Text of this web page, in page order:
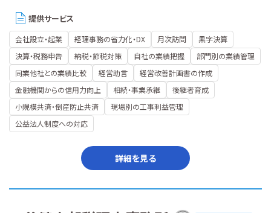
提供サービス
会社設立・起業 経理事務の省力化・DX 月次訪問
黒字決算
決算・税務申告
納税・節税対策 自社の業績把握
部門別の業績管理
同業他社との業績比較
経営助言
経営改善計画書の作成
金融機関からの信用力向上
相続・事業承継
後継者育成
小規模共済・倒産防止共済
現場別の工事利益管理
公益法人制度への対応
詳細を見る